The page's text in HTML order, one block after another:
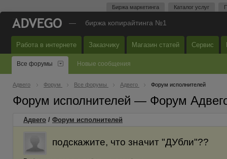
Биржа маркетинга Каталог услуг
— биржа копирайтинга №1
Работа в интернете Заказчику Магазин статей Сервис
Все форумы Новые сообщения
Адвего Форум Все форумы Адвего Форум исполнителей
Форум исполнителей — Форум
Адвего / Форум исполнителей
подскажите, что значит "ДУбли"??